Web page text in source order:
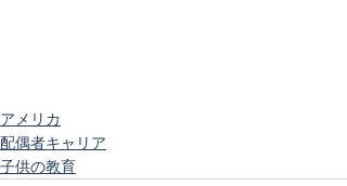
アメリカ
配偶者キャリア
子供の教育